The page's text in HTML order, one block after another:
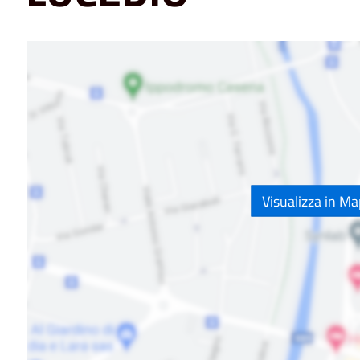
Visualizza in